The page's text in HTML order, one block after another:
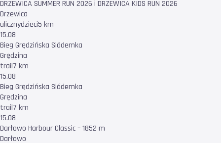
DRZEWICA SUMMER RUN 2026 i DRZEWICA KIDS RUN 2026
Drzewica
ulicznydzieci5 km
15.08
Bieg Grędzińska Siódemka
Grędzina
trail7 km
15.08
Bieg Grędzińska Siódemka
Grędzina
trail7 km
15.08
Darłowo Harbour Classic – 1852 m
Darłowo